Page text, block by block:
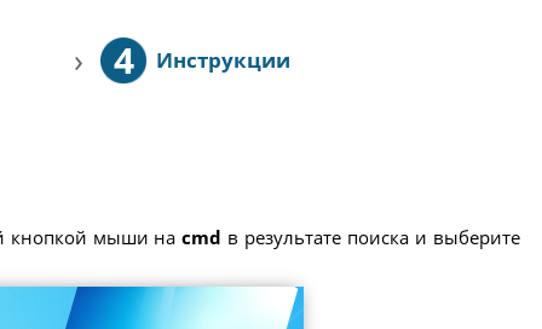
› 4 Инструкции
кнопкой мыши наcmd в результате поиска и выберите